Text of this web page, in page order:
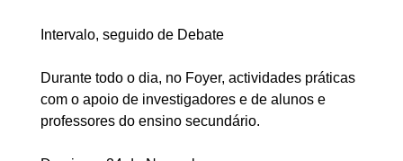
Intervalo, seguido de Debate
Durante todo o dia, no Foyer, actividades práticas
com o apoio de investigadores e de alunos e
professores do ensino secundário.